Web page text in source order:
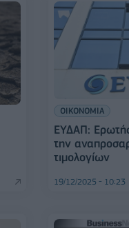
ΟΙΚΟΝΟΜΙΑ
ΕΥΔΑΠ:
την
τιμολογίων
19/12/2025 - 10:23